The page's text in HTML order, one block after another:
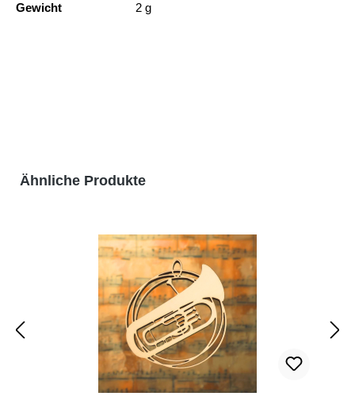
Gewicht 2 g
Produktgalerie überspringen
Ähnliche Produkte